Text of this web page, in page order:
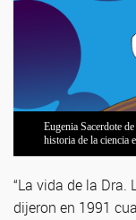
Eugenia Sacerdote
historia de la ciencia
“La vida de la Dra.
dijeron en 1991